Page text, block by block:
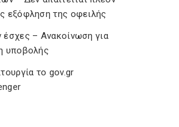
εξόφληση της οφειλής
έσχες – Ανακοίνωση για
υποβολής
το gov.gr